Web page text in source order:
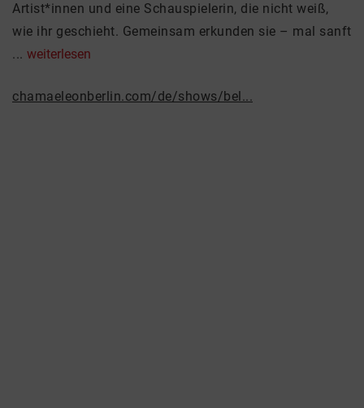
Artist*innen und eine Schauspielerin, die nicht weiß,
wie ihr geschieht. Gemeinsam erkunden sie – mal sanft
... weiterlesen
chamaeleonberlin.com/de/shows/bel...